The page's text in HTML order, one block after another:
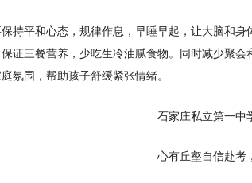
持平和心态，规律作息，早睡早起，让大脑和
证三餐营养，少吃生冷油腻食物。同时减少聚
氛围，帮助孩子舒缓紧张情绪。
石家庄私立第一中
心有丘壑自信赴考